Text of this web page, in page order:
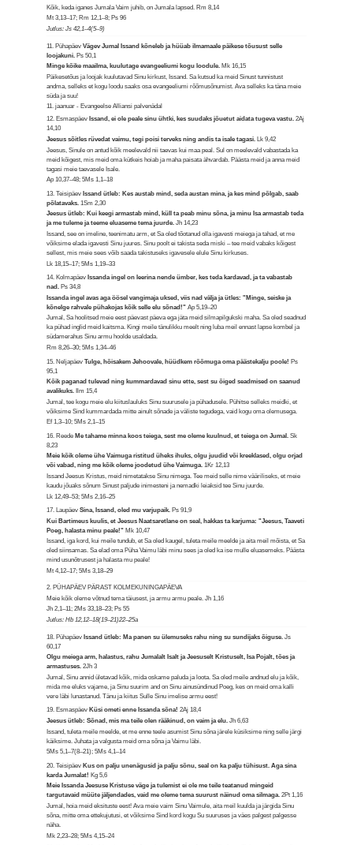
Kõik, keda iganes Jumala Vaim juhib, on Jumala lapsed.Rm 8,14
Mt 3,13–17; Rm 12,1–8; Ps 96
Jutlus: Js 42,1–4(5–9)
11. PühapäevVägev Jumal Issand kõneleb ja hüüab ilmamaale päikese tõusust selle
loojakuni.Ps 50,1
Minge kõike maailma, kuulutage evangeeliumi kogu loodule. Mk 16,15
Päikesetõus ja loojak kuulutavad Sinu kirkust, Issand. Sa kutsud ka meid Sinust tunnistust
andma, selleks et kogu loodu saaks osa evangeeliumi rõõmusõnumist. Ava selleks ka täna meie
süda ja suu!
11. jaanuar - Evangeelse Alliansi palvenädal
12. Esmaspäev Issand, ei ole peale sinu ühtki, kes suudaks jõuetut aidata tugeva vastu.2Aj
14,10
Jeesus sõitles rüvedat vaimu, tegi poisi terveks ning andis ta isale tagasi. Lk 9,42
Jeesus, Sinule on antud kõik meelevald nii taevas kui maa peal. Sul on meelevald vabastada ka
meid kõigest, mis meid oma kütkeis hoiab ja maha paisata ähvardab. Päästa meid ja anna meid
tagasi meie taevasele Isale.
Ap 10,37–48; 5Ms 1,1–18
13. Teisipäev Issand ütleb: Kes austab mind, seda austan mina, ja kes mind põlgab, saab
põlatavaks.1Sm 2,30
Jeesus ütleb: Kui keegi armastab mind, küll ta peab minu sõna, ja minu Isa armastab teda
ja me tuleme ja teeme eluaseme tema juurde.Jh 14,23
Issand, see on imeline, teenimatu arm, et Sa oled tõotanud olla igavesti meiega ja tahad, et me
võiksime elada igavesti Sinu juures. Sinu poolt ei takista seda miski – tee meid vabaks kõigest
sellest, mis meie sees võib saada takistuseks igavesele elule Sinu kirkuses.
Lk 18,15–17; 5Ms 1,19–33
14. Kolmapäev Issanda ingel on leerina nende ümber, kes teda kardavad, ja ta vabastab
nad. Ps 34,8
Issanda ingel avas aga öösel vangimaja uksed, viis nad välja ja ütles: "Minge, seiske ja
kõnelge rahvale pühakojas kõik selle elu sõnad!"Ap 5,19–20
Jumal, Sa hoolitsed meie eest päevast päeva ega jäta meid silmapilgukski maha. Sa oled seadnud
ka pühad inglid meid kaitsma. Kingi meile tänulikku meelt ning luba meil ennast lapse kombel ja
südamerahus Sinu armu hoolde usaldada.
Rm 8,26–30; 5Ms 1,34–46
15. NeljapäevTulge, hõisakem Jehoovale, hüüdkem rõõmuga oma päästekalju poole!Ps
95,1
Kõik paganad tulevad ning kummardavad sinu ette, sest su õiged seadmised on saanud
avalikuks.
Ilm 15,4
Jumal, tee kogu meie elu kiituslauluks Sinu suurusele ja pühadusele. Pühitse selleks meidki, et
võiksime Sind kummardada mitte ainult sõnade ja väliste tegudega, vaid kogu oma olemusega.
Ef 1,3–10; 5Ms 2,1–15
16. Reede Me tahame minna koos teiega, sest me oleme kuulnud, et teiega on Jumal.Sk
8,23
Meie kõik oleme ühe Vaimuga ristitud üheks ihuks, olgu juudid või kreeklased, olgu orjad
või vabad, ning me kõik oleme joodetud ühe Vaimuga.1Kr 12,13
Issand Jeesus Kristus, meid nimetatakse Sinu nimega. Tee meid selle nime vääriliseks, et meie
kaudu jõuaks sõnum Sinust paljude inimesteni ja nemadki leiaksid tee Sinu juurde.
Lk 12,49–53; 5Ms 2,16–25
17. LaupäevSina, Issand, oled mu varjupaik. Ps 91,9
Kui Bartimeus kuulis, et Jeesus Naatsaretlane on seal, hakkas ta karjuma: "Jeesus, Taaveti
Poeg, halasta minu peale!" Mk 10,47
Issand, iga kord, kui meile tundub, et Sa oled kaugel, tuleta meile meelde ja aita meil mõista, et Sa
oled siinsamas. Sa elad oma Püha Vaimu läbi minu sees ja oled ka ise mulle eluasemeks. Päästa
mind usunõtrusest ja halasta mu peale!
Mt 4,12–17; 5Ms 3,18–29
2. PÜHAPÄEV PÄRAST KOLMEKUNINGAPÄEVA
Meie kõik oleme võtnud tema täiusest, ja armu armu peale.Jh 1,16
Jh 2,1–11; 2Ms 33,18–23; Ps 55
Jutlus: Hb 12,12–18(19–21)22–25a
18. PühapäevIssand ütleb: Ma panen su ülemuseks rahu ning su sundijaks õiguse.Js
60,17
Olgu meiega arm, halastus, rahu Jumalalt Isalt ja Jeesuselt Kristuselt, Isa Pojalt, tões ja
armastuses.2Jh 3
Jumal, Sinu annid ületavad kõik, mida oskame paluda ja loota. Sa oled meile andnud elu ja kõik,
mida me eluks vajame, ja Sinu suurim and on Sinu ainusündinud Poeg, kes on meid oma kalli
vere läbi lunastanud. Tänu ja kiitus Sulle Sinu imelise armu eest!
19. Esmaspäev Küsi ometi enne Issanda sõna!2Aj 18,4
Jeesus ütleb: Sõnad, mis ma teile olen rääkinud, on vaim ja elu.Jh 6,63
Issand, tuleta meile meelde, et me enne teele asumist Sinu sõna järele küsiksime ning selle järgi
käiksime. Juhata ja valgusta meid oma sõna ja Vaimu läbi.
5Ms 5,1–7(8–21); 5Ms 4,1–14
20. Teisipäev Kus on palju unenägusid ja palju sõnu, seal on ka palju tühisust. Aga sina
karda Jumalat! Kg 5,6
Meie Issanda Jeesuse Kristuse väge ja tulemist ei ole me teile teatanud mingeid
targutavaid müüte jäljendades, vaid me oleme tema suurust näinud oma silmaga.2Pt 1,16
Jumal, hoia meid eksituste eest! Ava meie vaim Sinu Vaimule, aita meil kuulda ja järgida Sinu
sõna, mitte oma ettekujutusi, et võiksime Sind kord kogu Su suuruses ja väes palgest palgesse
näha.
Mk 2,23–28; 5Ms 4,15–24